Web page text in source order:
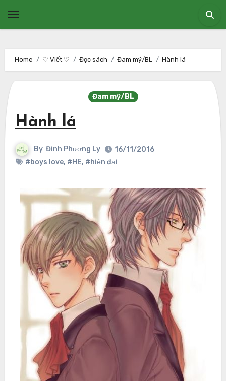
Home ♡ Viết ♡ Đọc sách Đam mỹ/BL Hành lá
Đam mỹ/BL
Hành lá
By Đinh Phương Ly
16/11/2016
#boys love, #HE, #hiện đại